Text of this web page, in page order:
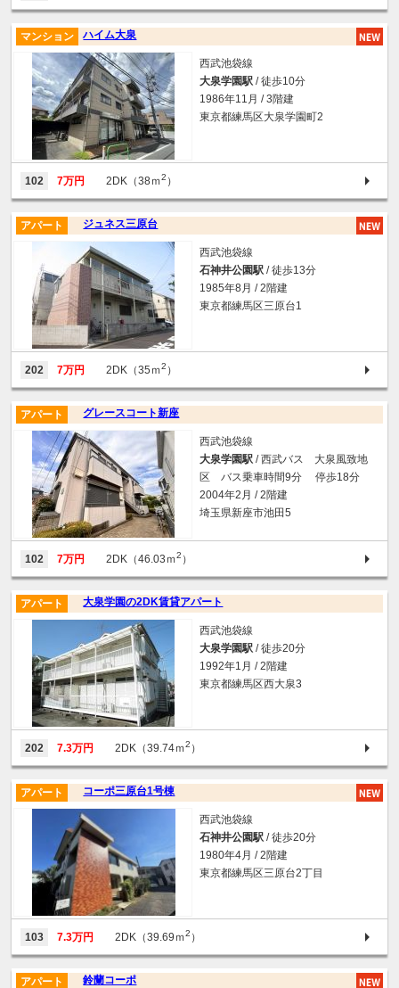
ハイム大泉
マンション
西武池袋線
大泉学園駅 / 徒歩10分
1986年11月 / 3階建
東京都練馬区大泉学園町2
102 7万円 2DK（38ｍ2 ）
ジュネス三原台
アパート
西武池袋線
石神井公園駅 / 徒歩13分
1985年8月 / 2階建
東京都練馬区三原台1
202 7万円 2DK（35ｍ2 ）
グレースコート新座
アパート
西武池袋線
大泉学園駅 / 西武バス 大泉風致地
区 バス乗車時間9分 停歩18分
2004年2月 / 2階建
埼玉県新座市池田5
102 7万円 2DK（46.03ｍ2 ）
大泉学園の2DK賃貸アパート
アパート
西武池袋線
大泉学園駅 / 徒歩20分
1992年1月 / 2階建
東京都練馬区西大泉3
202 7.3万円 2DK（39.74ｍ2 ）
コーポ三原台1号棟
アパート
西武池袋線
石神井公園駅 / 徒歩20分
1980年4月 / 2階建
東京都練馬区三原台2丁目
103 7.3万円 2DK（39.69ｍ2 ）
鈴蘭コーポ
アパート